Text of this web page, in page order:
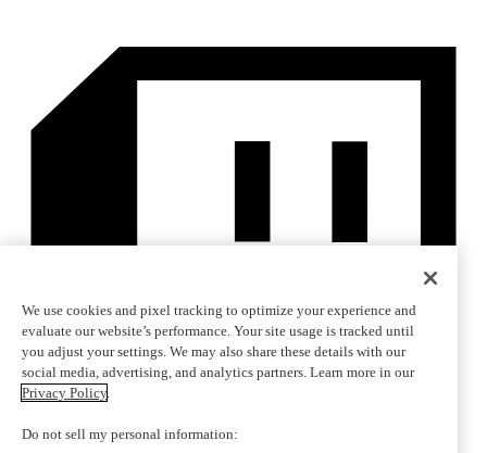
We use cookies and pixel tracking to optimize your experience and
evaluate our website’s performance. Your site usage is tracked until
you adjust your settings. We may also share these details with our
social media, advertising, and analytics partners. Learn more in our
Privacy Policy.
Do not sell my personal information: